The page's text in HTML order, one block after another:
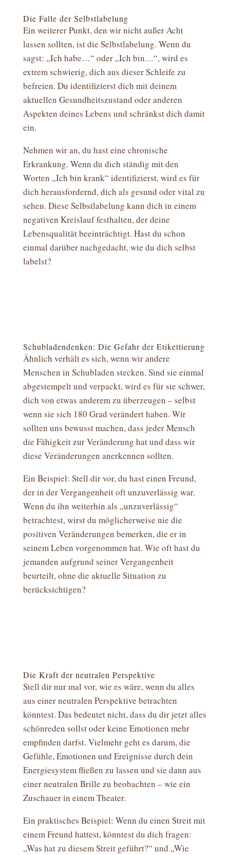
Die Falle der Selbstlabelung
Ein weiterer Punkt, den wir nicht außer Acht
lassen sollten, ist die Selbstlabelung. Wenn du
sagst: „Ich habe…“ oder „Ich bin…“, wird es
extrem schwierig, dich aus dieser Schleife zu
befreien. Du identifizierst dich mit deinem
aktuellen Gesundheitszustand oder anderen
Aspekten deines Lebens und schränkst dich damit
ein.
Nehmen wir an, du hast eine chronische
Erkrankung. Wenn du dich ständig mit den
Worten „Ich bin krank“ identifizierst, wird es für
dich herausfordernd, dich als gesund oder vital zu
sehen. Diese Selbstlabelung kann dich in einem
negativen Kreislauf festhalten, der deine
Lebensqualität beeinträchtigt. Hast du schon
einmal darüber nachgedacht, wie du dich selbst
labelst?
Schubladendenken: Die Gefahr der Etikettierung
Ähnlich verhält es sich, wenn wir andere
Menschen in Schubladen stecken. Sind sie einmal
abgestempelt und verpackt, wird es für sie schwer,
dich von etwas anderem zu überzeugen – selbst
wenn sie sich 180 Grad verändert haben. Wir
sollten uns bewusst machen, dass jeder Mensch
die Fähigkeit zur Veränderung hat und dass wir
diese Veränderungen anerkennen sollten.
Ein Beispiel: Stell dir vor, du hast einen Freund,
der in der Vergangenheit oft unzuverlässig war.
Wenn du ihn weiterhin als „unzuverlässig“
betrachtest, wirst du möglicherweise nie die
positiven Veränderungen bemerken, die er in
seinem Leben vorgenommen hat. Wie oft hast du
jemanden aufgrund seiner Vergangenheit
beurteilt, ohne die aktuelle Situation zu
berücksichtigen?
Die Kraft der neutralen Perspektive
Stell dir nur mal vor, wie es wäre, wenn du alles
aus einer neutralen Perspektive betrachten
könntest. Das bedeutet nicht, dass du dir jetzt alles
schönreden sollst oder keine Emotionen mehr
empfinden darfst. Vielmehr geht es darum, die
Gefühle, Emotionen und Ereignisse durch dein
Energiesystem fließen zu lassen und sie dann aus
einer neutralen Brille zu beobachten – wie ein
Zuschauer in einem Theater.
Ein praktisches Beispiel: Wenn du einen Streit mit
einem Freund hattest, könntest du dich fragen:
„Was hat zu diesem Streit geführt?“ und „Wie